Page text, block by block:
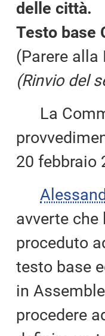
delle città.
Testo base
(Parere alla
(Rinvio del
La
20 febbraio
avverte
proceduto
testo base
in
procedere